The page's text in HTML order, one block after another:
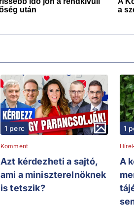
1 perc
Komment
Azt kérdezheti a sajtó,
ami a miniszterelnöknek
is tetszik?
1
A